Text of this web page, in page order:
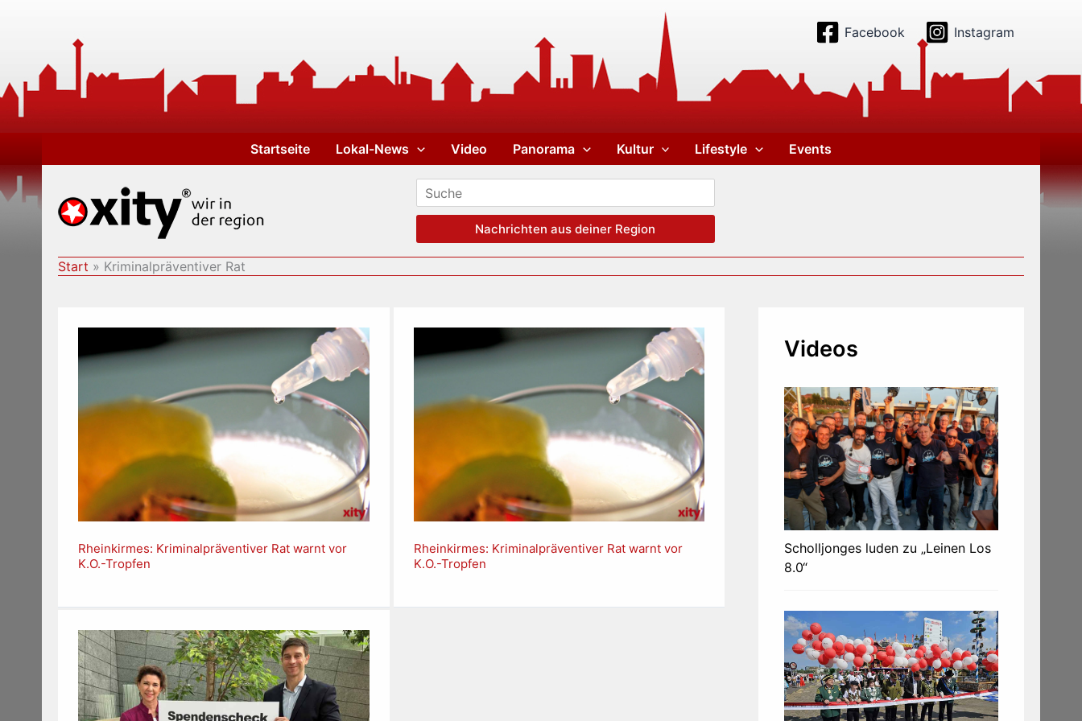
Facebook Instagram
Startseite Lokal-News Video Panorama Kultur Lifestyle Events
Nachrichten aus deiner Region
Start Kriminalpräventiver Rat
Rheinkirmes: Kriminalpräventiver Rat warnt vor
K.O.-Tropfen
Rheinkirmes: Kriminalpräventiver Rat warnt vor
K.O.-Tropfen
Videos
Scholljonges luden zu „Leinen Los
8.0“